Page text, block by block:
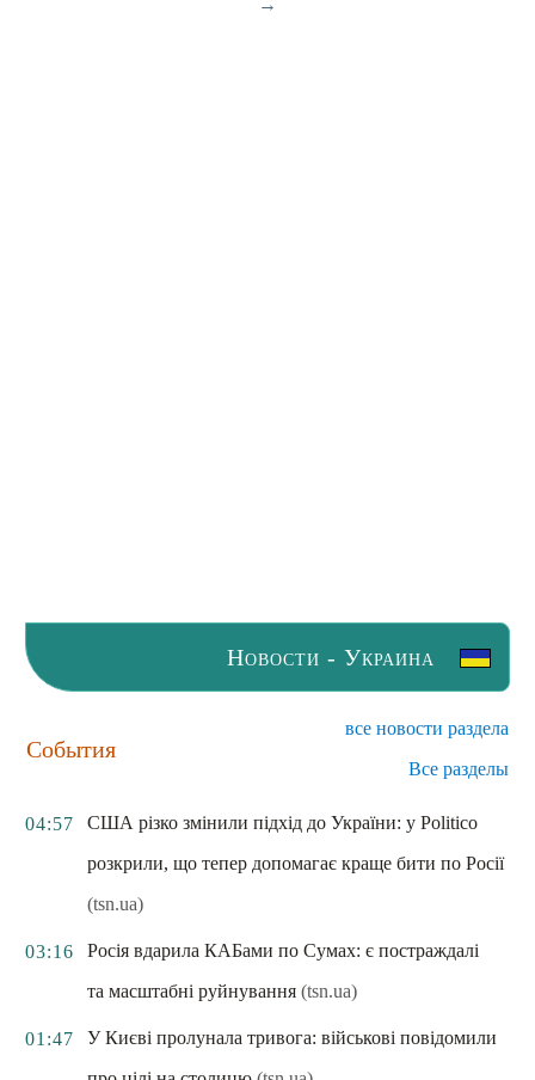
→
Новости - Украина
События
все новости раздела
Все разделы
04:57
США різко змінили підхід до України: у Politico
розкрили, що тепер допомагає краще бити по Росії
(tsn.ua)
03:16
Росія вдарила КАБами по Сумах: є постраждалі
та масштабні руйнування (tsn.ua)
01:47
У Києві пролунала тривога: військові повідомили